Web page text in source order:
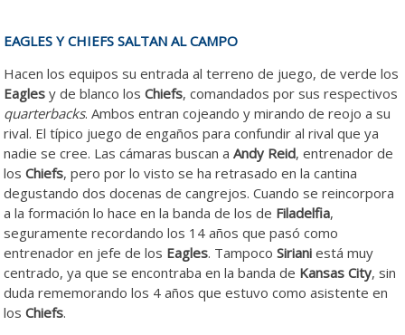
EAGLES Y CHIEFS SALTAN AL CAMPO
Hacen los equipos su entrada al terreno de juego, de verde los
Eagles y de blanco losChiefs, comandados por sus respectivos
quarterbacks. Ambos entran cojeando y mirando de reojo a su
rival. El típico juego de engaños para confundir al rival que ya
nadie se cree. Las cámaras buscan aAndy Reid, entrenador de
losChiefs, pero por lo visto se ha retrasado en la cantina
degustando dos docenas de cangrejos. Cuando se reincorpora
a la formación lo hace en la banda de los de Filadelfia,
seguramente recordando los 14 años que pasó como
entrenador en jefe de los Eagles. TampocoSiriani está muy
centrado, ya que se encontraba en la banda de Kansas City, sin
duda rememorando los 4 años que estuvo como asistente en
losChiefs.